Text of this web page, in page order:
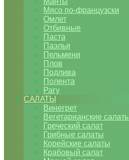
Мясо по-французски
Омлет
Отбивные
Паста
Паэлья
Пельмени
Плов
Подлива
Полента
Рагу
САЛАТЫ
Винегрет
Вегетарианские
Греческий салат
Грибные салаты
Корейские салаты
Крабовый салат